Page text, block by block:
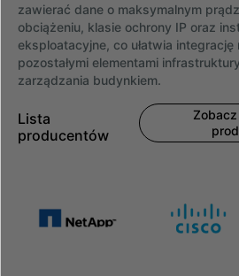
zawierać dane o maksymalnym
obciążeniu, klasie ochrony IP oraz
eksploatacyjne, co ułatwia
pozostałymi elementami
zarządzania budynkiem.
Lista
producentów